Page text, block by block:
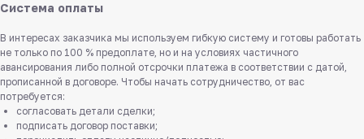
Система оплаты
В интересах заказчика мы используем гибкую систему и готовы работать
не только по 100 % предоплате, но и на условиях частичного
авансирования либо полной отсрочки платежа в соответствии с датой,
прописанной в договоре. Чтобы начать сотрудничество, от вас
потребуется:
согласовать детали сделки;
подписать договор поставки;